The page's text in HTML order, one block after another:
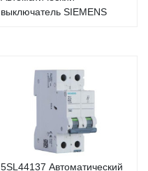
выключатель SIEMENS
5SL44137 Автоматический